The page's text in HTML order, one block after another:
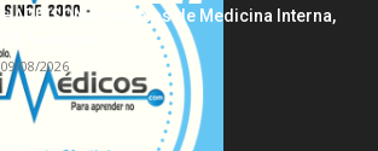
HARRISON Principios de Medicina Interna,
09/08/2026